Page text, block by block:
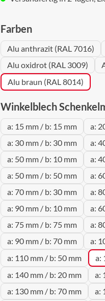
Farbenauswählen
Alu anthrazit (RAL 7016)
Alu oxidrot (RAL 3009)
Alu braun (RAL 8014)
Winkelblech
a: 15 mm / b: 15 mm
a:
a: 30 mm / b: 30 mm
a:
a: 50 mm / b: 10 mm
a:
a: 50 mm / b: 50 mm
a:
a: 70 mm / b: 30 mm
a:
a: 90 mm / b: 10 mm
a:
a: 75 mm / b: 75 mm
a:
a: 90 mm / b: 70 mm
a:
a: 110 mm / b: 50 mm
a:
a: 140 mm / b: 20 mm
a:
a: 130 mm / b: 70 mm
a: